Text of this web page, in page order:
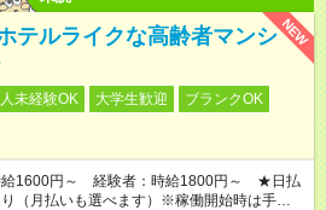
NEW
テルライクな高齢者マンシ
未経験OK 大学生歓迎
ブランクOK
給1600円～ 経験者：時給1800円～ ★日払
（月払いも選べます）※稼働開始時は手続き